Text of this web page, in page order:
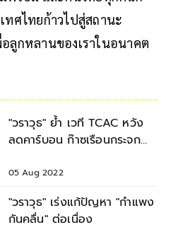
ศไทยก้าวไปสู่สถานะ
ลูกหลานของเราในอนาคต
"วราวุธ" ย้ำ เวที TCAC หวัง
ลดคาร์บอน ก๊าซเรือนกระจก
05 Aug 2022
"วราวุธ" เร่งแก้ปัญหา "กำแพง
กันคลื่น" ต่อเนื่อง